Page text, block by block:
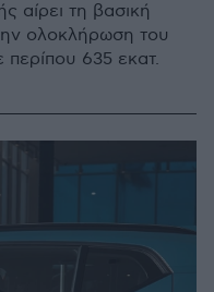
τη βασική
ολοκλήρωση του
635 εκατ.